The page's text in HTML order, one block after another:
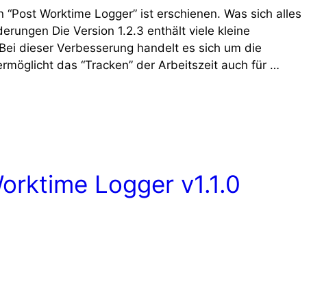
Worktime Logger” ist erschienen. Was sich alles
Die Version 1.2.3 enthält viele kleine
dieser Verbesserung handelt es sich um die
das “Tracken” der Arbeitszeit auch für …
Logger v1.1.0